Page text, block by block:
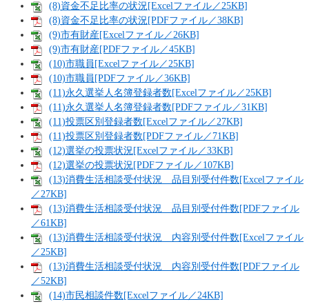
(8)資金不足比率の状況[Excelファイル／25KB]
(8)資金不足比率の状況[PDFファイル／38KB]
(9)市有財産[Excelファイル／26KB]
(9)市有財産[PDFファイル／45KB]
(10)市職員[Excelファイル／25KB]
(10)市職員[PDFファイル／36KB]
(11)永久選挙人名簿登録者数[Excelファイル／25KB]
(11)永久選挙人名簿登録者数[PDFファイル／31KB]
(11)投票区別登録者数[Excelファイル／27KB]
(11)投票区別登録者数[PDFファイル／71KB]
(12)選挙の投票状況[Excelファイル／33KB]
(12)選挙の投票状況[PDFファイル／107KB]
(13)消費生活相談受付状況 品目別受付件数[Excelファイル
／27KB]
(13)消費生活相談受付状況 品目別受付件数[PDFファイル
／61KB]
(13)消費生活相談受付状況 内容別受付件数[Excelファイル
／25KB]
(13)消費生活相談受付状況 内容別受付件数[PDFファイル
／52KB]
(14)市民相談件数[Excelファイル／24KB]